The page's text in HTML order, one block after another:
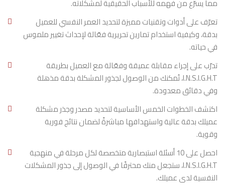
ستعيش مع عملائك لحظات حقيقية من الإدراك والتنوير،
تعزز ارتباطهم بك كمعالجٍ محترف. 💡
ستتعلم إجراء مقابلات تحليل نفسي احترافية تغيّر مسار حياة
ستساعد عملاءك في الإجابة عن أسئلتهم الوجودية،
ليكتشفوا بوضوح كيف أصبحوا النسخة الحالية من أنفسهم.
📚 ماذا تنتظر داخل برنامج I.N.S.I.G.H.T؟
🎯 مانوال تدريبي شامل ومصمم بدقة. 📖
مراجعات مستمرة
وإضافات حصرية لا نهاية لها. 🔄🎯تمارين فريدة ومؤثرة
لمشاركتها مع عملائك لن تجدها في أي مكان آخر. 🌟
مما يسرّع من فهمه للأسباب الحقيقية لمشكلاته.
تعرّف على أدوات وتقنيات مميزة لتحديد العمر النفسي للعميل
بدقة، وكيفية استخدام تمارين تحريرية فعّالة لإحداث تغيير ملموس
في حياته.
تدرّب على إجراء مقابلة عميقة وفعّالة مع العميل بطريقة
I.N.S.I.G.H.T، تُمكنك من الوصول لجذور المشكلة بدقة مذهلة
وفي دقائق معدودة.
اكتشف الخطوات الخمس الأساسية لتحديد مصدر وجذر مشكلة
عميلك بدقة عالية واستهدافها مباشرةً لضمان نتائج فورية
وقوية.
احصل على 10 أسئلة استبصارية متخصصة لكل مرحلة في منهجية
I.N.S.I.G.H.T، ستجعل منك محترفًا في الوصول إلى جذور المشكلات
النفسية لدى عميلك.